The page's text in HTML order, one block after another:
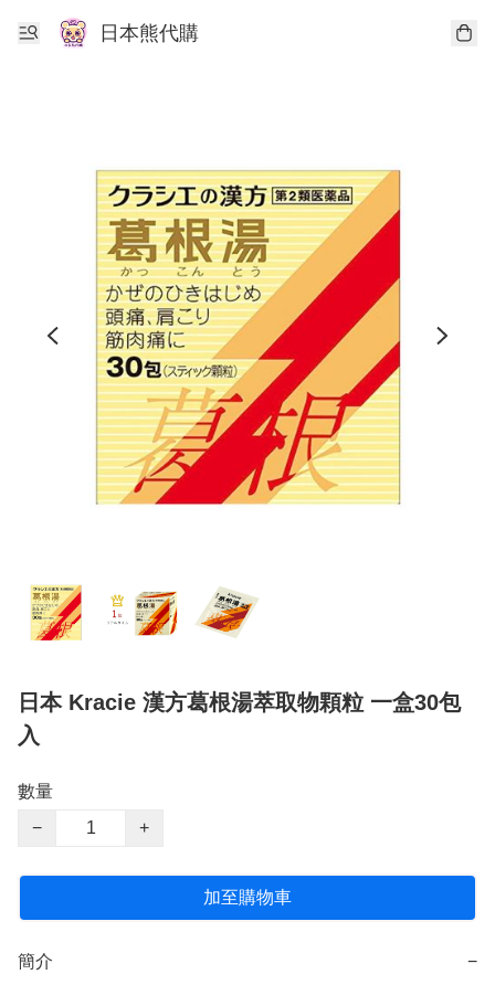
日本熊代購
日本 Kracie 漢方葛根湯萃取物顆粒 一盒30包
入
數量
−
+
加至購物車
簡介 −